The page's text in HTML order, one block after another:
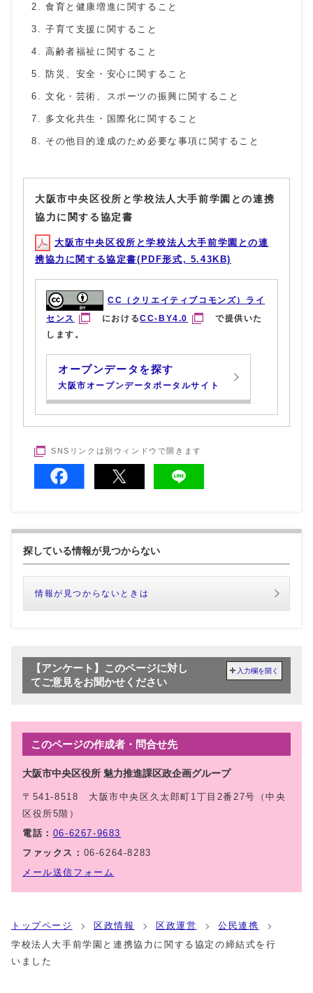
食育と健康増進に関すること
子育て支援に関すること
高齢者福祉に関すること
防災、安全・安心に関すること
文化・芸術、スポーツの振興に関すること
多文化共生・国際化に関すること
その他目的達成のため必要な事項に関すること
大阪市中央区役所と学校法人大手前学園との連携
協力に関する協定書
大阪市中央区役所と学校法人大手前学園との連
携協力に関する協定書(PDF形式, 5.43KB)
CC（クリエイティブコモンズ）ライ
センス
におけるCC-BY4.0
で提供いた
します。
オープンデータを探す
大阪市オープンデータポータルサイト
SNSリンクは別ウィンドウで開きます
探している情報が見つからない
情報が見つからないときは
【アンケート】このページに対し
てご意見をお聞かせください
入力欄を開く
このページの作成者・問合せ先
大阪市中央区役所 魅力推進課区政企画グループ
〒541-8518 大阪市中央区久太郎町1丁目2番27号（中央
区役所5階）
電話： 06-6267-9683
ファックス： 06-6264-8283
メール送信フォーム
トップページ 区政情報 区政運営
公民連携
学校法人大手前学園と連携協力に関する協定の締結式を行
いました